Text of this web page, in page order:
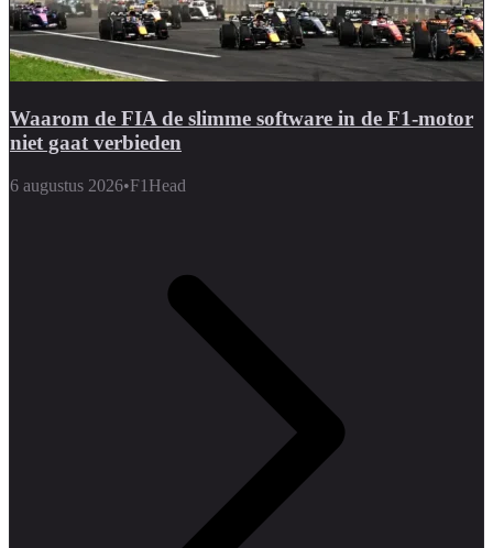
Waarom de FIA de slimme software in de F1-motor
niet gaat verbieden
6 augustus 2026•F1Head